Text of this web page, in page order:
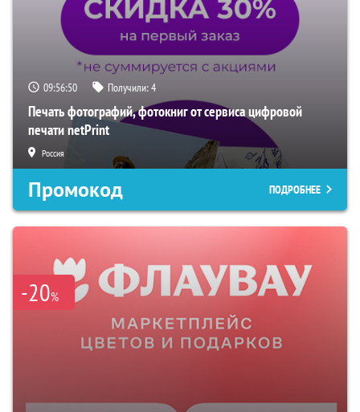
09:56:49 Получили:4
Печать фотографий, фотокниг от сервиса цифровой
печати netPrint
Россия
Промокод ПОДРОБНЕЕ
-20%